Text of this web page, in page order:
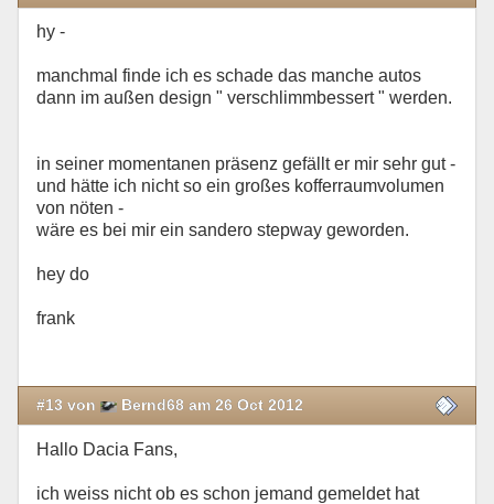
hy -
manchmal finde ich es schade das manche autos
dann im außen design " verschlimmbessert " werden.
in seiner momentanen präsenz gefällt er mir sehr gut -
und hätte ich nicht so ein großes kofferraumvolumen
von nöten -
wäre es bei mir ein sandero stepway geworden.
hey do
frank
#13 von Bernd68 am 26 Oct 2012
Hallo Dacia Fans,
ich weiss nicht ob es schon jemand gemeldet hat